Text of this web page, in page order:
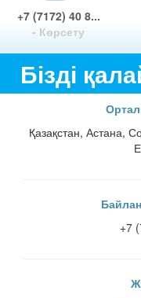
+7 (7172) 40 8...
- Көрсету
Бізді
Қазақстан, Астана,
+7